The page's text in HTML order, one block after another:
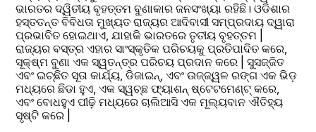
ଭାରତର ଦ୍ୱିତୀୟ ବୃହତ୍ତମ ବୁଣାକାର ଜନସଂଖ୍ୟା ରହିଛି। ଓଡିଶାର
ହସ୍ତତନ୍ତ ବିବିଧତା ମୁଖ୍ୟତ ରାଜ୍ୟର ଆଦିବାସୀ ସମ୍ପ୍ରଦାୟ ଦ୍ୱାରା
ପ୍ରଭାବିତ ହୋଇଥାଏ, ଯାହାକି ଭାରତରେ ତୃତୀୟ ବୃହତ୍ତମ |
ରାଜ୍ୟର ବସ୍ତ୍ର ଏହାର ସାଂସ୍କୃତିକ ପରିଚୟକୁ ପ୍ରତିପାଦିତ କରେ,
ସୂକ୍ଷ୍ମ ବୁଣା ଏକ ସ୍ୱତନ୍ତ୍ର ପରିଚୟ ପ୍ରଦାନ କରେ | ସୁସଜ୍ଜିତ
ଏବଂ ଇଚ୍ଛିତ ସୂତା କାର୍ଯ୍ୟ, ଡିଜାଇନ୍, ଏବଂ ଉଜ୍ଜ୍ୱଳ ରଙ୍ଗ ଏକ ଭିଡ଼
ମଧ୍ୟରେ ଛିଡା ହୁଏ, ଏକ ସ୍ୱଚ୍ଛ ଫ୍ୟାଶନ୍ ଷ୍ଟେଟମେଣ୍ଟ୍ କରେ,
ଏବଂ ବୋଧହୁଏ ପୀଢ଼ି ମଧ୍ୟରେ ଚାଲିଆସି ଏକ ମୂଲ୍ୟବାନ ଐତିହ୍ୟ
ସୃଷ୍ଟି କରେ |